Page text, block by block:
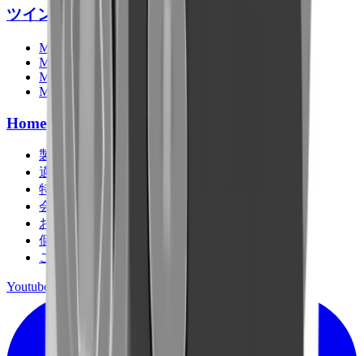
ツインヘッダー
MB-R500
MB-R700
MB-R800
MB-R900
Home
製品
適用分野
特集記事
会社情報
お問い合わせ
個人情報保護方針
ご利用規約
Youtube